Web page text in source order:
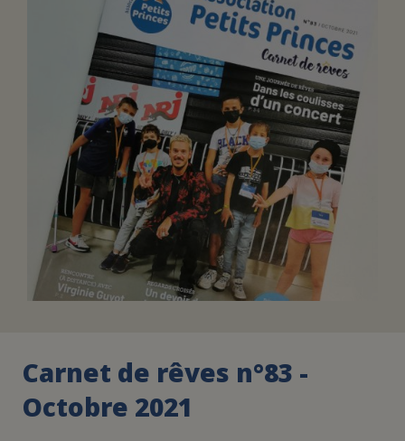
FAIRE UN DON
ASSURANCE VIE/LEGS
ESPACE PRESSE
JE DEVIENS
BÉNÉVOLE
DEVENIR
UN PETIT PRINCE
Carnet de rêves n°83 -
Octobre 2021